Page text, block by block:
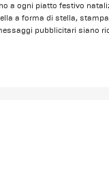
a ogni piatto festivo
a forma di stella,
pubblicitari siano